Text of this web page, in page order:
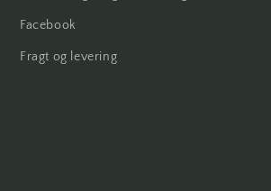
Facebook
Fragt og levering